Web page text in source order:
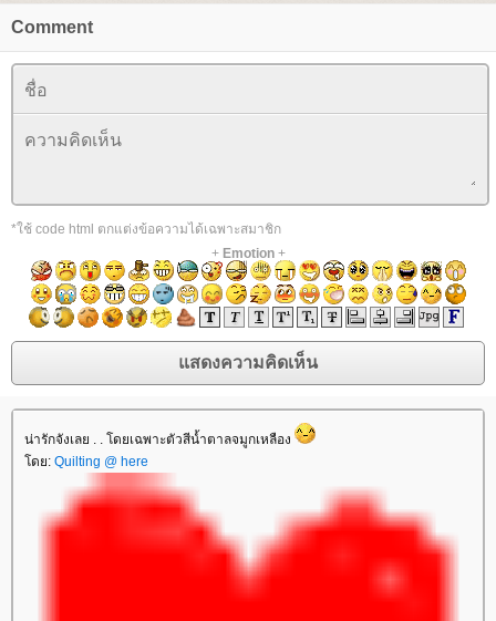
Comment
*ใช้ code html ตกแต่งข้อความได้เฉพาะสมาชิก
+ Emotion+
น่ารักจังเลย . . โดยเฉพาะตัวสีน้ำตาลจมูกเหลือง
ดย: Quilting @ here